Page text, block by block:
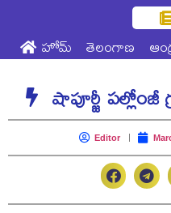
హోమ్ తెలంగాణ
షాపూర్జీ
Editor